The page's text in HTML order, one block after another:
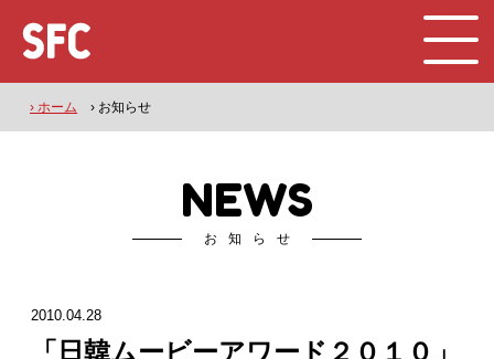
› ホーム › お知らせ
NEWS
お知らせ
2010.04.28
「日韓ムービーアワード２０１０」